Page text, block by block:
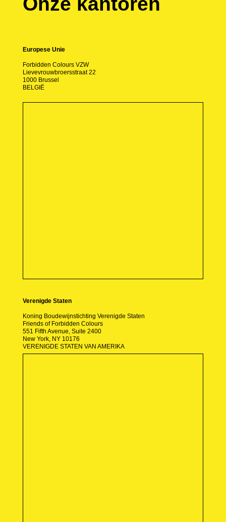
Europese Unie
Forbidden Colours VZW
Lievevrouwbroersstraat 22
1000 Brussel
BELGIË
Verenigde Staten
Koning Boudewijnstichting Verenigde Staten
Friends of Forbidden Colours
551 Fifth Avenue, Suite 2400
New York, NY 10176
VERENIGDE STATEN VAN AMERIKA